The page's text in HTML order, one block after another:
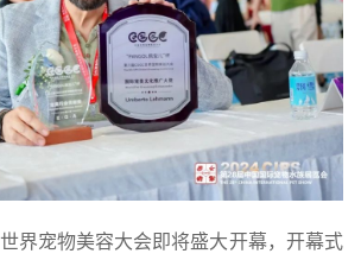
界宠物美容大会即将盛大开幕，开幕式